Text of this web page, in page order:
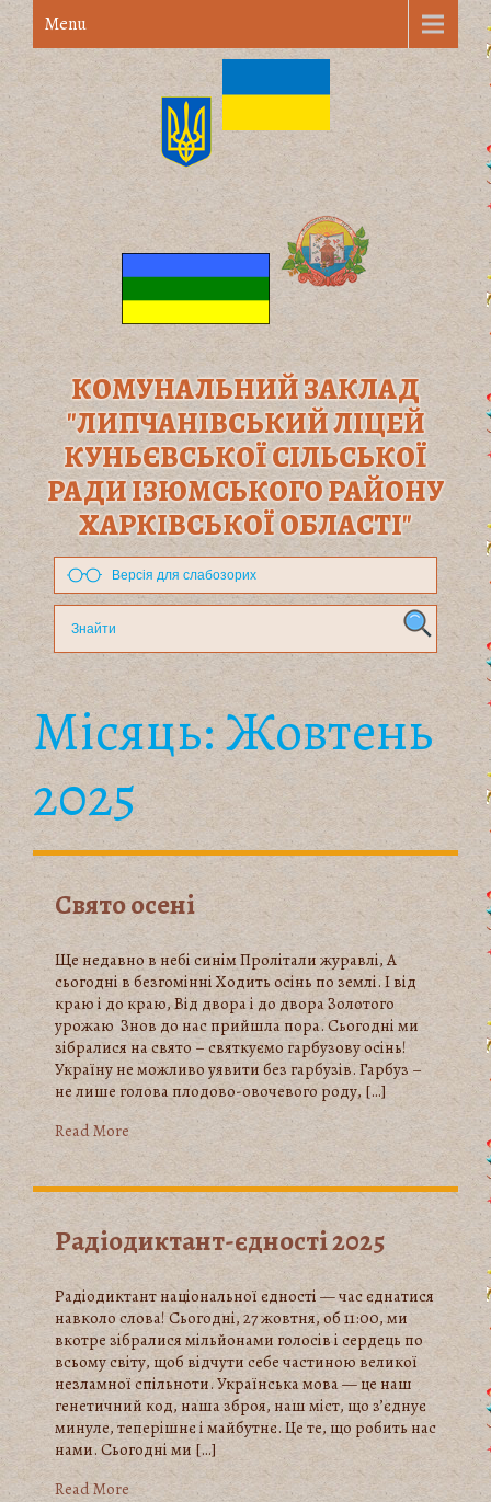
Menu
КОМУНАЛЬНИЙ ЗАКЛАД
"ЛИПЧАНІВСЬКИЙ ЛІЦЕЙ
КУНЬЄВСЬКОЇ СІЛЬСЬКОЇ
РАДИ ІЗЮМСЬКОГО РАЙОНУ
ХАРКІВСЬКОЇ ОБЛАСТІ"
Версія для слабозорих
Місяць:Жовтень
2025
Свято осені
Ще недавно в небі синім Пролітали журавлі, А
сьогодні в безгомінні Ходить осінь по землі. І від
краю і до краю, Від двора і до двора Золотого
урожаю Знов до нас прийшла пора. Сьогодні ми
зібралися на свято – святкуємо гарбузову осінь!
Україну не можливо уявити без гарбузів. Гарбуз –
не лише голова плодово-овочевого роду, […]
Read More
Радіодиктант-єдності 2025
Радіодиктант національної єдності — час єднатися
навколо слова! Сьогодні, 27 жовтня, об 11:00, ми
вкотре зібралися мільйонами голосів і сердець по
всьому світу, щоб відчути себе частиною великої
незламної спільноти. Українська мова — це наш
генетичний код, наша зброя, наш міст, що з’єднує
минуле, теперішнє і майбутнє. Це те, що робить нас
нами. Сьогодні ми […]
Read More